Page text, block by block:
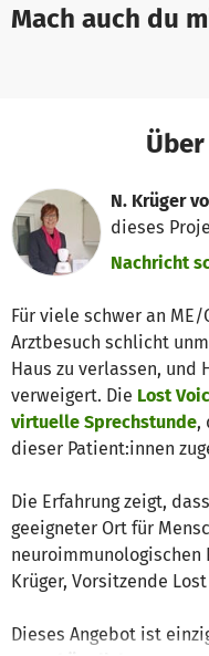
Mach auch du
N. Krüger
dieses
Nachricht
Für viele schwer an
Arztbesuch schlicht
Haus zu verlassen, und
verweigert. Die Lost
virtuelle Sprechstunde,
dieser Patient:innen
Die Erfahrung zeigt,
geeigneter Ort für
neuroimmunologischen
Krüger, Vorsitzende
Dieses Angebot ist